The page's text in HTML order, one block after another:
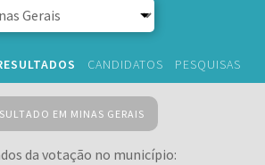
CANDIDATOS PESQUISAS
EM MINAS GERAIS
da votação no município: